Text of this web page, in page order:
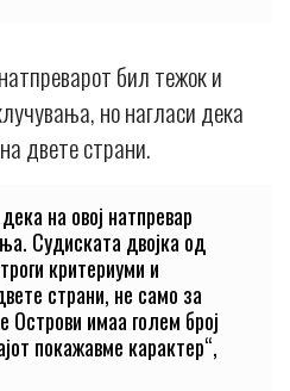
бил тежок и
но нагласи дека
двете страни.
на овој натпревар
Судиската двојка од
критериуми и
страни, не само за
имаа голем број
покажавме карактер“,